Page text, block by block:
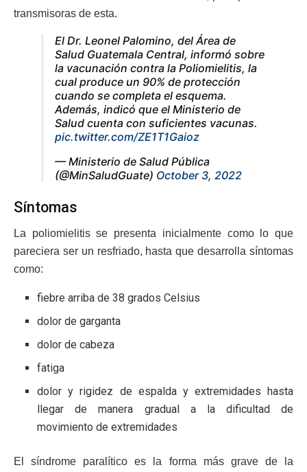
transmisoras de esta.
El Dr. Leonel Palomino, del Área de
Salud Guatemala Central, informó sobre
la vacunación contra la Poliomielitis, la
cual produce un 90% de protección
cuando se completa el esquema.
Además, indicó que el Ministerio de
Salud cuenta con suficientes vacunas.
pic.twitter.com/ZE1T1Gaioz
— Ministerio de Salud Pública
(@MinSaludGuate) October 3, 2022
Síntomas
La poliomielitis se presenta inicialmente como lo que
pareciera ser un resfriado, hasta que desarrolla síntomas
como:
fiebre arriba de 38 grados Celsius
dolor de garganta
dolor de cabeza
fatiga
dolor y rigidez de espalda y extremidades hasta
llegar de manera gradual a la dificultad de
movimiento de extremidades
El síndrome paralítico es la forma más grave de la